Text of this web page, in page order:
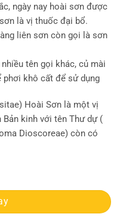
ngày nay hoài sơn được
là vị thuốc đại bổ.
liên sơn còn gọi là sơn
tên gọi khác, củ mài
khô cất để sử dụng
Hoài Sơn là một vị
kinh với tên Thư dự (
Dioscoreae) còn có
mài số lượng